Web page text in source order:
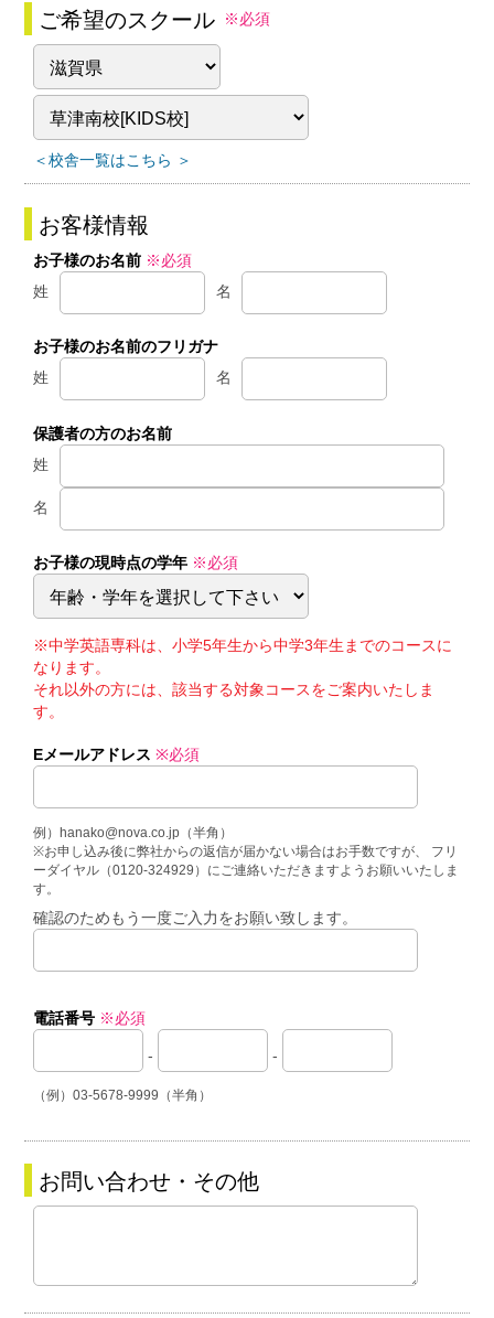
ご希望のスクール ※必須
＜校舎一覧はこちら ＞
お客様情報
お子様のお名前 ※必須
姓
名
お子様のお名前のフリガナ
姓
名
保護者の方のお名前
姓
名
お子様の現時点の学年 ※必須
※中学英語専科は、小学5年生から中学3年生までのコースに
なります。
それ以外の方には、該当する対象コースをご案内いたしま
す。
Eメールアドレス ※必須
例）hanako@nova.co.jp（半角）
※お申し込み後に弊社からの返信が届かない場合はお手数ですが、 フリ
ーダイヤル（0120-324929）にご連絡いただきますようお願いいたしま
す。
確認のためもう一度ご入力をお願い致します。
電話番号 ※必須
- -
（例）03-5678-9999（半角）
お問い合わせ・その他